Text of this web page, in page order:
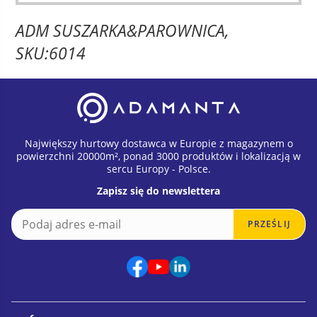
ADM SUSZARKA&PAROWNICA,
SKU:6014
Największy hurtowy dostawca w Europie z magazynem o
powierzchni 20000m², ponad 3000 produktów i lokalizacją w
sercu Europy - Polsce.
Zapisz się do newslettera
a
E
E
m
PRZEŚLIJ